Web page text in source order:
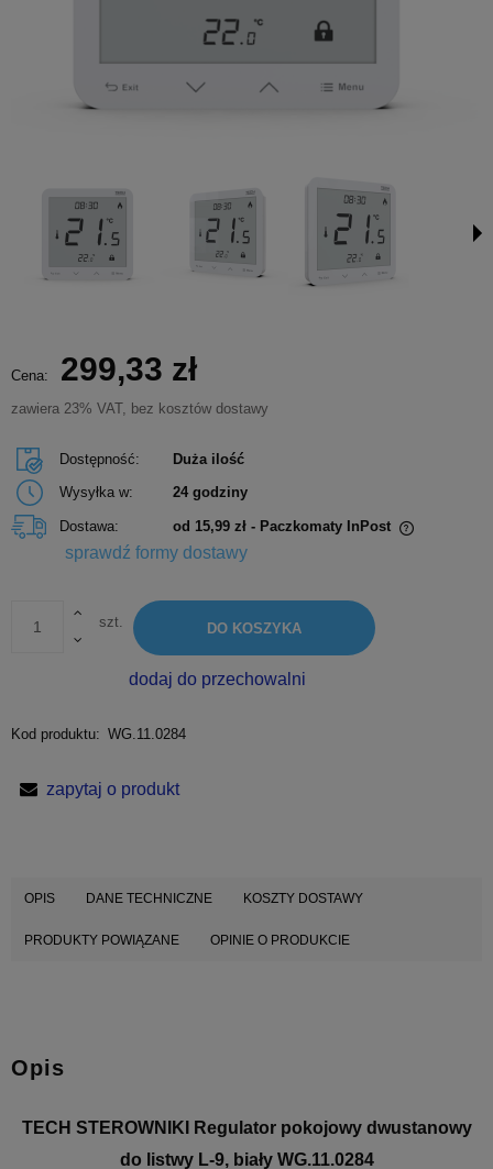
Cena: 299,33 zł
zawiera 23% VAT, bez kosztów dostawy
Dostępność:
Duża ilość
Wysyłka w:
24 godziny
Dostawa: od 15,99 zł - Paczkomaty InPost
Cena nie zawiera ewentualnych kosztów płatności
sprawdź formy dostawy
szt. DO KOSZYKA
dodaj do przechowalni
Kod produktu: WG.11.0284
zapytaj o produkt
OPIS DANE TECHNICZNE KOSZTY DOSTAWY
PRODUKTY POWIĄZANE OPINIE O PRODUKCIE
Opis
TECH STEROWNIKI Regulator pokojowy dwustanowy
do listwy L-9, biały WG.11.0284